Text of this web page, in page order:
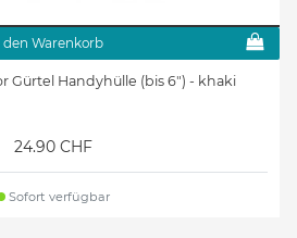
den Warenkorb
Gürtel Handyhülle (bis 6") - khaki
24.90 CHF
Sofort verfügbar